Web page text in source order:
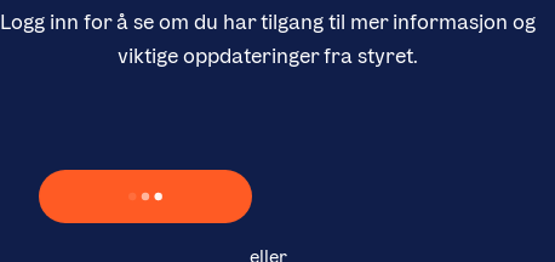
Logg inn for å se om du har tilgang til mer informasjon og
viktige oppdateringer fra styret.
Laster inn Vipps …
eller